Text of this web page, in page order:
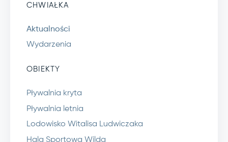
CHWIAŁKA
Aktualności
Wydarzenia
OBIEKTY
Pływalnia kryta
Pływalnia letnia
Lodowisko Witalisa Ludwiczaka
Hala Sportowa Wilda